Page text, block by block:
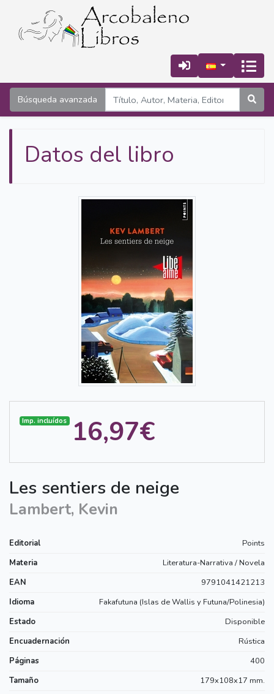
Búsqueda avanzada
Datos del libro
Les sentiers de neige
Lambert, Kevin
Editorial
Points
Materia
Literatura-Narrativa / Novela
EAN
9791041421213
Idioma
Fakafutuna (Islas de Wallis y Futuna/Polinesia)
Estado
Disponible
Encuadernación
Rústica
Páginas
400
Tamaño
179x108x17 mm.
Imp. incluídos 16,97€